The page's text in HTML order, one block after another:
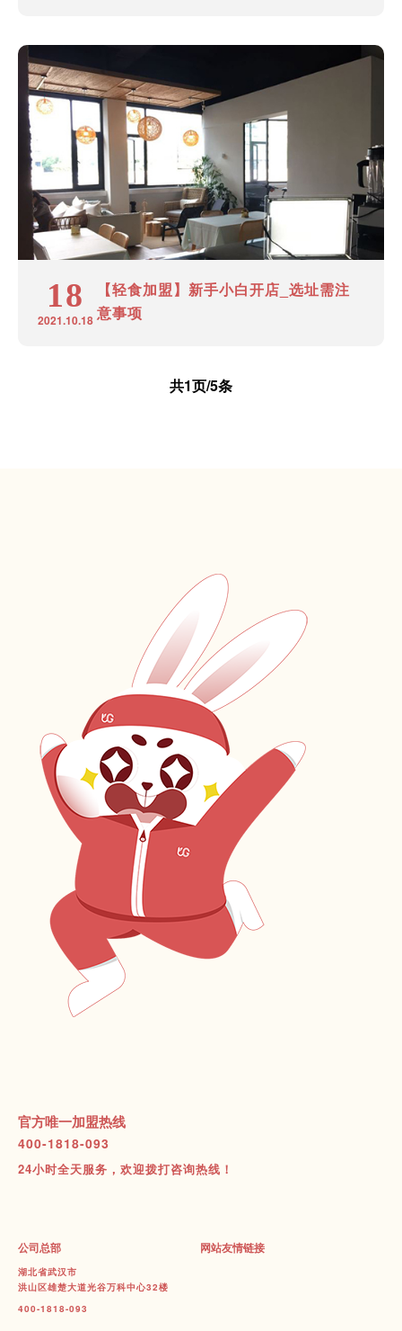
18
2021.10.18
【轻食加盟】新手小白开店_选址需注
意事项
共1页/5条
官方唯一加盟热线
400-1818-093
24小时全天服务，欢迎拨打咨询热线！
公司总部
湖北省武汉市
洪山区雄楚大道光谷万科中心32楼
400-1818-093
网站友情链接